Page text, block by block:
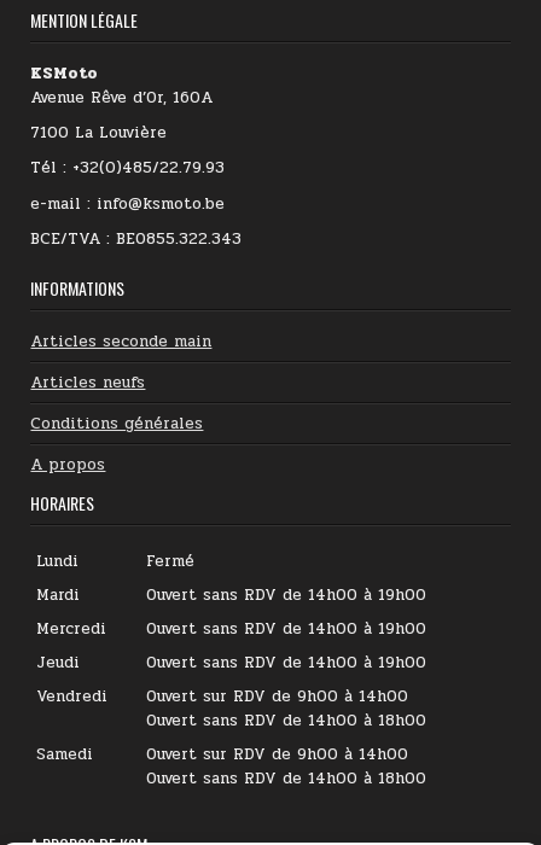
MENTION LÉGALE
KSMoto
Avenue Rêve d’Or, 160A
7100 La Louvière
Tél : +32(0)485/22.79.93
e-mail : info@ksmoto.be
BCE/TVA : BE0855.322.343
INFORMATIONS
Articles seconde main
Articles neufs
Conditions générales
A propos
HORAIRES
Lundi
Fermé
Mardi
Ouvert sans RDV de 14h00 à 19h00
Mercredi
Ouvert sans RDV de 14h00 à 19h00
Jeudi
Ouvert sans RDV de 14h00 à 19h00
Vendredi
Ouvert sur RDV de 9h00 à 14h00
Ouvert sans RDV de 14h00 à 18h00
Samedi
Ouvert sur RDV de 9h00 à 14h00
Ouvert sans RDV de 14h00 à 18h00